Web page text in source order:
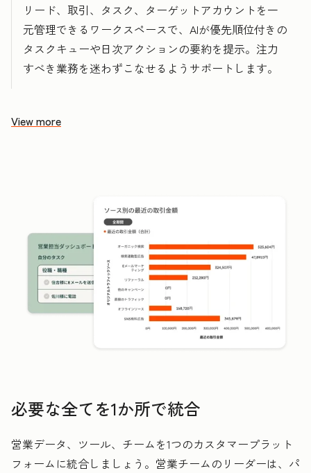
リード、取引、タスク、ターゲットアカウントを一
元管理できるワークスペースで、AIが優先順位付きの
タスクキューや日次アクションの要約を提示。注力
すべき業務を迷わずこなせるようサポートします。
View more
必要な全てを1か所で統合
営業データ、ツール、チームを1つのカスタマープラット
フォームに統合しましょう。営業チームのリーダーは、パ